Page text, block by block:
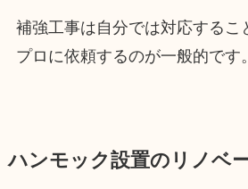
補強工事は自分では対応するこ
プロに依頼するのが一般的です。
ハンモック設置のリノベ